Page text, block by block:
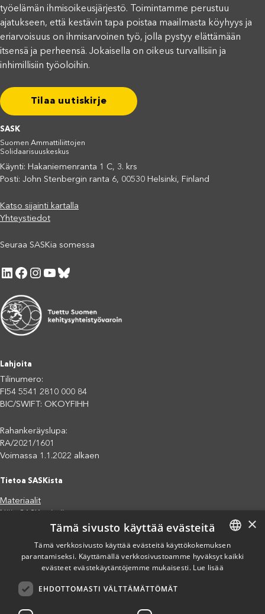
työelämän ihmisoikeusjärjestö. Toimintamme perustuu
ajatukseen, että kestävin tapa poistaa maailmasta köyhyys ja
eriarvoisuus on ihmisarvoinen työ, jolla pystyy elättämään
itsensä ja perheensä. Jokaisella on oikeus turvallisiin ja
inhimillisiin työoloihin.
Tilaa uutiskirje
SASK
Suomen Ammattiliittojen
Solidaarisuuskeskus
Käynti: Hakaniemenranta 1 C, 3. krs
Posti: John Stenbergin ranta 6, 00530 Helsinki, Finland
Katso sijainti kartalla
Yhteystiedot
Seuraa SASKia somessa
LinkedIn Facebook Instagram YouTube Bluesky
Lahjoita
Tilinumero:
FI54 5541 2810 000 84
BIC/SWIFT: OKOYFIHH
Rahankeräyslupa:
RA/2021/1601
Voimassa 1.1.2022 alkaen
Tietoa SASKista
Materiaalit
Jäsenjärjestöt
Saavutettavuusseloste
Tietosuojaseloste
Eettiset periaatteet (pdf)
Lahjoita
Osallistu
FINNISH
×
Tämä sivusto käyttää evästeitä
Tämä verkkosivusto käyttää evästeitä käyttökokemuksen
parantamiseksi. Käyttämällä verkkosivustoamme hyväksyt kaikki
evästeet evästekäytäntöjemme mukaisesti. Lue lisää
EHDOTTOMASTI VÄLTTÄMÄTTÖMÄT